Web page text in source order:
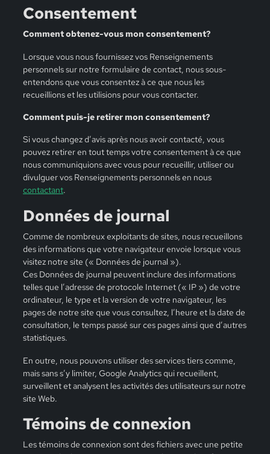
Consentement
Comment obtenez-vous mon consentement?
Lorsque vous nous fournissez vos Renseignements
personnels sur notre formulaire de contact, nous sous-
entendons que vous consentez à ce que nous les
recueillions et les utilisions pour vous contacter.
Comment puis-je retirer mon consentement?
Si vous changez d’avis après nous avoir contacté, vous
pouvez retirer en tout temps votre consentement à ce que
nous communiquions avec vous pour recueillir, utiliser ou
divulguer vos Renseignements personnels en nous
contactant.
Données de journal
Comme de nombreux exploitants de sites, nous recueillons
des informations que votre navigateur envoie lorsque vous
visitez notre site (« Données de journal »).
Ces Données de journal peuvent inclure des informations
telles que l’adresse de protocole Internet (« IP ») de votre
ordinateur, le type et la version de votre navigateur, les
pages de notre site que vous consultez, l’heure et la date de
consultation, le temps passé sur ces pages ainsi que d’autres
statistiques.
En outre, nous pouvons utiliser des services tiers comme,
mais sans s’y limiter, Google Analytics qui recueillent,
surveillent et analysent les activités des utilisateurs sur notre
site Web.
Témoins de connexion
Les témoins de connexion sont des fichiers avec une petite